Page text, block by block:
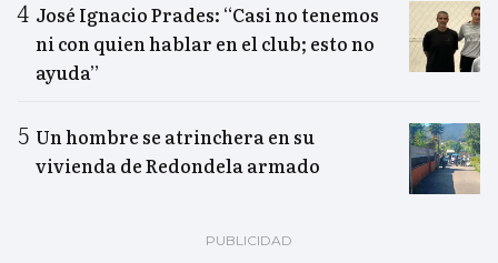
José Ignacio Prades: “Casi no tenemos
ni con quien hablar en el club; esto no
ayuda”
Un hombre se atrinchera en su
vivienda de Redondela armado